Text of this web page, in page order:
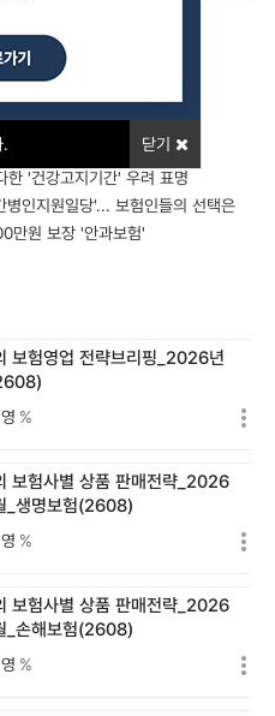
. 닫기
'건강고지기간' 우려 표명
인지원일당'... 보험인들의 선택은
만원 보장 '안과보험'
보험영업 전략브리핑_2026년
%
보험사별 상품 판매전략_2026
_생명보험(2608)
%
보험사별 상품 판매전략_2026
_손해보험(2608)
%